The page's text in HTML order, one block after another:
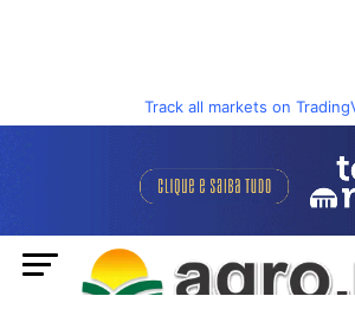
Track all markets on